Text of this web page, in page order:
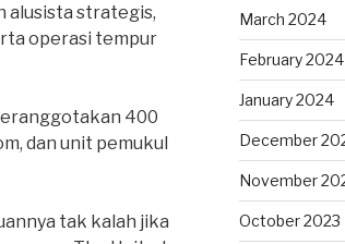
alusista strategis,
operasi tempur
400
dan unit pemukul
tak kalah jika
March 2024
February 2024
January 2024
December
November
October 2023